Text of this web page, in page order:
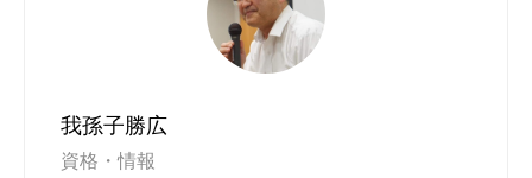
我孫子勝広
資格・情報